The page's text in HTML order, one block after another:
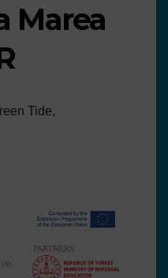
Marea
Tide,